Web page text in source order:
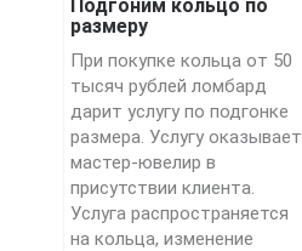
Подгоним кольцо по
размеру
При покупке кольца от 50
тысяч рублей ломбард
дарит услугу по подгонке
размера. Услугу оказывает
мастер-ювелир в
присутствии клиента.
Услуга распространяется
на кольца, изменение